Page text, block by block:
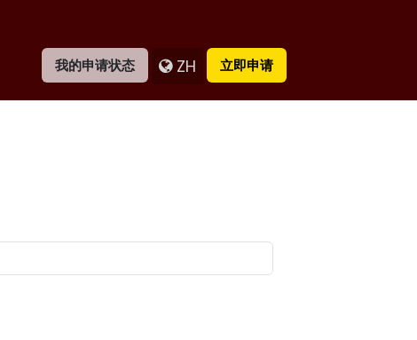
我的申请状态 ZH 立即申请